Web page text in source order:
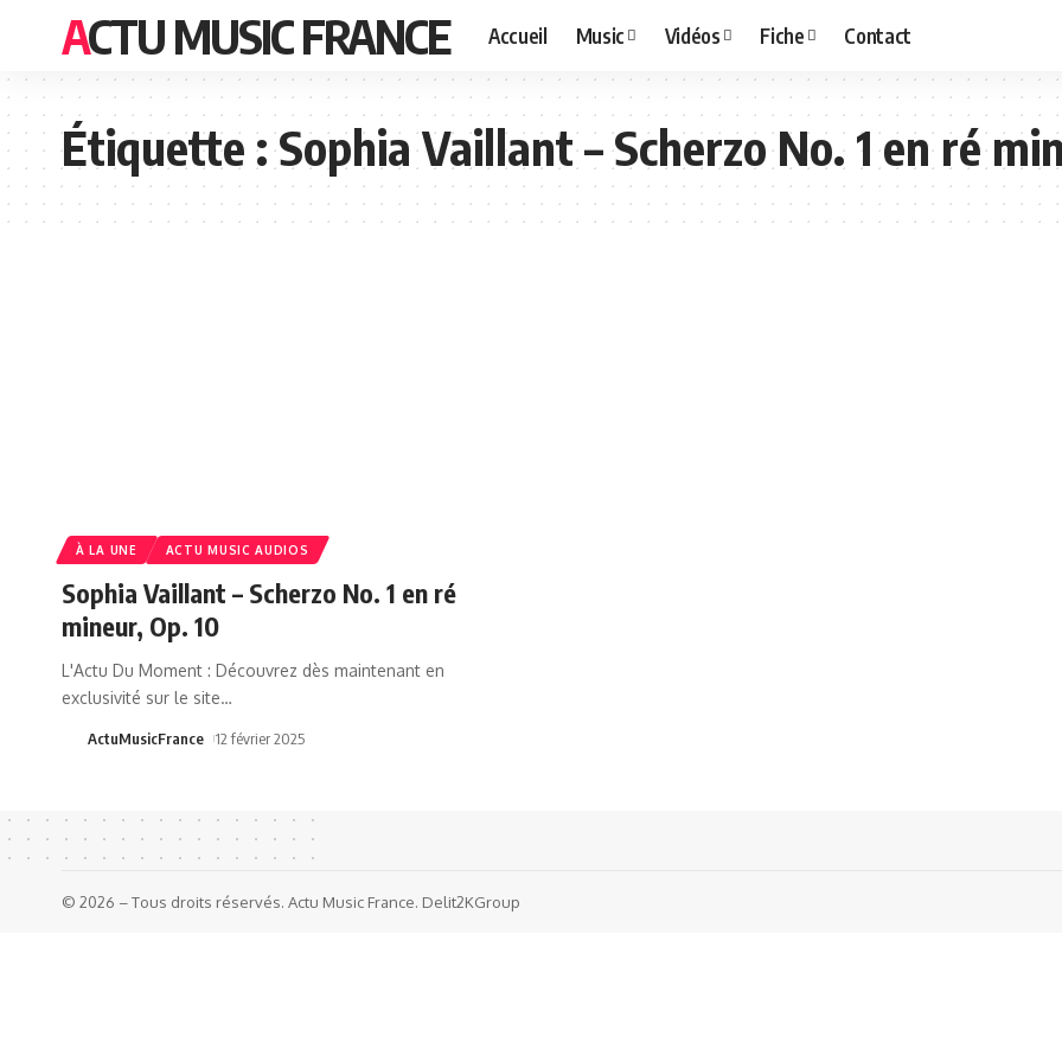
ACTU MUSIC FRANCE Accueil Music Vidéos Fiche Contact
Étiquette :Sophia Vaillant – Scherzo No. 1 en ré
À LA UNE ACTU MUSIC AUDIOS
Sophia Vaillant – Scherzo No. 1 en ré
mineur, Op. 10
L'Actu Du Moment : Découvrez dès maintenant en
exclusivité sur le site…
ActuMusicFrance 12 février 2025
© 2026 – Tous droits réservés. Actu Music France. Delit2KGroup